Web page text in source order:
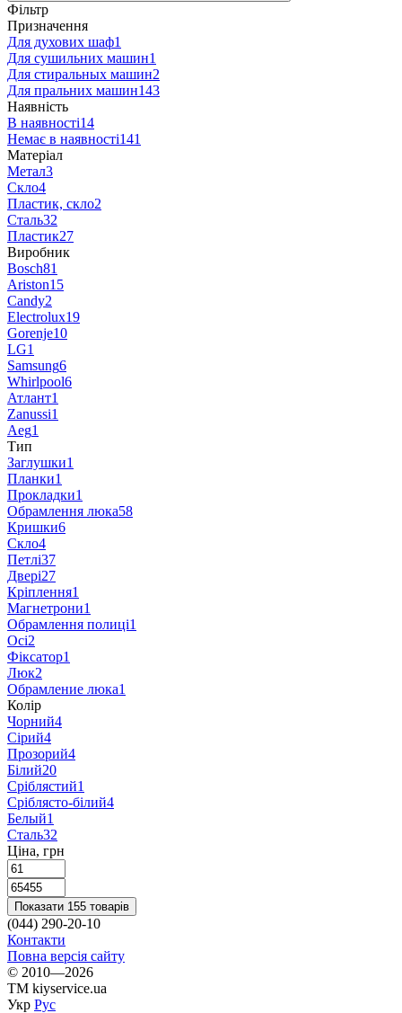
Фільтр
Призначення
Для духових шаф1
Для сушильних машин1
Для стиральных машин2
Для пральних машин143
Наявність
В наявності14
Немає в наявності141
Матеріал
Метал3
Скло4
Пластик, скло2
Сталь32
Пластик27
Виробник
Bosch81
Ariston15
Candy2
Electrolux19
Gorenje10
LG1
Samsung6
Whirlpool6
Атлант1
Zanussi1
Aeg1
Тип
Заглушки1
Планки1
Прокладки1
Обрамлення люка58
Кришки6
Скло4
Петлі37
Двері27
Кріплення1
Магнетрони1
Обрамлення полиці1
Осі2
Фіксатор1
Люк2
Обрамление люка1
Колір
Чорний4
Сірий4
Прозорий4
Білий20
Сріблястий1
Сріблясто-білий4
Белый1
Сталь32
Ціна, грн
Показати 155 товарів
(044) 290-20-10
Контакти
Повна версія сайту
© 2010—2026
TM kiyservice.ua
Укр Рус